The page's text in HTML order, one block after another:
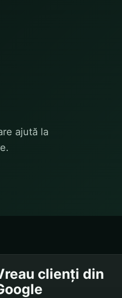
ajută la
clienți din